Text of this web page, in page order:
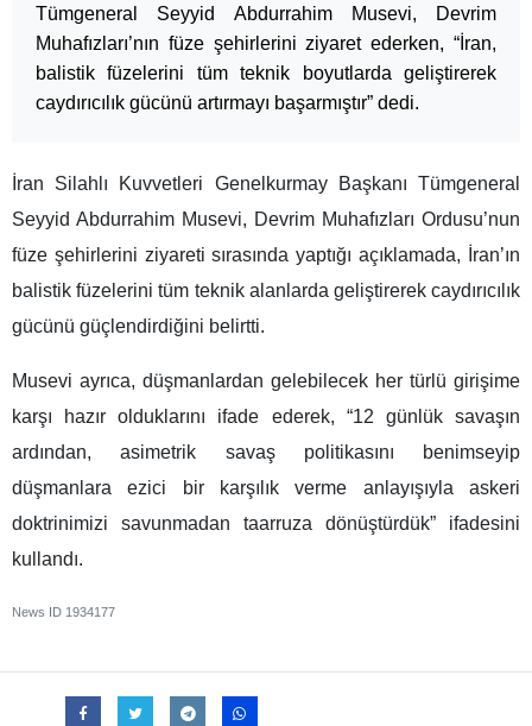
Tümgeneral Seyyid Abdurrahim Musevi, Devrim
Muhafızları’nın füze şehirlerini ziyaret ederken, “İran,
balistik füzelerini tüm teknik boyutlarda geliştirerek
caydırıcılık gücünü artırmayı başarmıştır” dedi.
İran Silahlı Kuvvetleri Genelkurmay Başkanı Tümgeneral
Seyyid Abdurrahim Musevi, Devrim Muhafızları Ordusu’nun
füze şehirlerini ziyareti sırasında yaptığı açıklamada, İran’ın
balistik füzelerini tüm teknik alanlarda geliştirerek caydırıcılık
gücünü güçlendirdiğini belirtti.
Musevi ayrıca, düşmanlardan gelebilecek her türlü girişime
karşı hazır olduklarını ifade ederek, “12 günlük savaşın
ardından, asimetrik savaş politikasını benimseyip
düşmanlara ezici bir karşılık verme anlayışıyla askeri
doktrinimizi savunmadan taarruza dönüştürdük” ifadesini
kullandı.
News ID 1934177